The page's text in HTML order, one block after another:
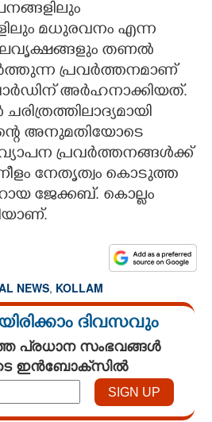
മധുരവനം എന്ന
തണൽ
പ്രവർത്തനമാണ്
അർഹനാക്കിയത്.
അനുമതിയോടെ
പ്രവർത്തനങ്ങൾക്ക്
നേതൃത്വം കൊടുത്ത
ജേക്കബ്. കൊല്ലം
NEWS, KOLLAM
ദിവസവും
പ്രധാന സംഭവങ്ങൾ
ഇൻബോക്സിൽ